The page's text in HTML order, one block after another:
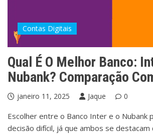
Contas Digitais
Qual É O Melhor Banco:
Nubank? Comparação
janeiro 11, 2025 Jaque 0
Escolher entre o Banco Inter e o Nubank
decisão difícil, já que ambos se